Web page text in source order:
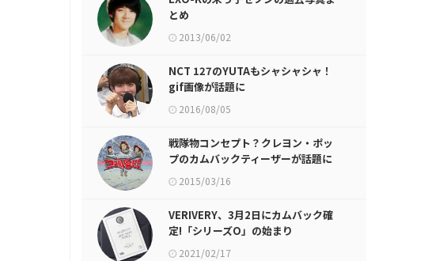
とめ
2013/06/02
NCT 127のYUTAもシャシャシャ！
gif画像が話題に
2016/08/05
戦隊物コンセプト？クレヨン・ポッ
プのカムバックティーザーが話題に
2015/03/16
VERIVERY、3月2日にカムバック確
定!「シリーズO」の始まり
2021/02/17